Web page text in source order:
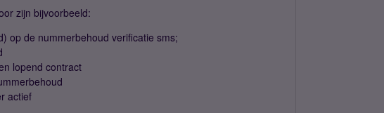
zijn bijvoorbeeld:
op de nummerbehoud verificatie sms;
lopend contract
actief